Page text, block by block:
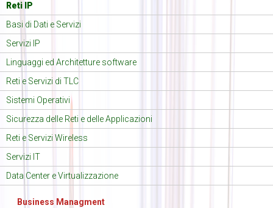
Reti IP
Basi di Dati e Servizi
Servizi IP
Linguaggi ed Architetture software
Reti e Servizi di TLC
Sistemi Operativi
Sicurezza delle Reti e delle Applicazioni
Reti e Servizi Wireless
Servizi IT
Data Center e Virtualizzazione
Business Managment